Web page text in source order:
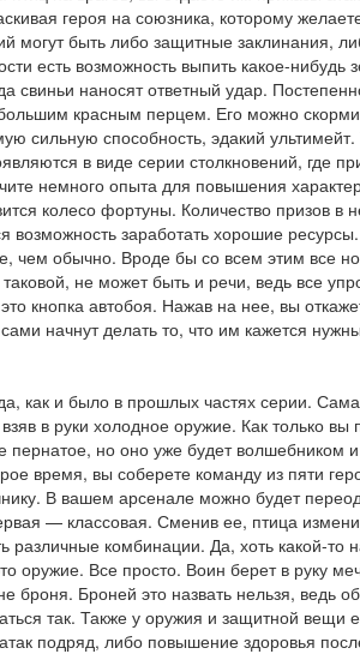
героя на союзника, которому
могут быть либо защитные заклинания,
есть возможность выпить какое-
свиньи наносят ответный удар.
красным перцем. Его можно
сильную способность, эдакий
в виде серии столкновений, где
немного опыта для повышения
колесо фортуны. Количество призов в
возможность заработать хорошие
чем обычно. Вроде бы со всем этим все
таковой, не может быть и речи, ведь все
кнопка автобоя. Нажав на нее, вы
начнут делать то, что им кажется
как и было в прошлых частях серии.
в руки холодное оружие. Как только вы
пернатое, но оно уже будет волшебником
время, вы соберете команду из пяти
В вашем арсенале можно будет
— классовая. Сменив ее, птица
различные комбинации. Да, хоть какой-
оружие. Все просто. Воин берет в руку
броня. Броней это назвать нельзя, ведь
так. Также у оружия и защитной вещи
подряд, либо повышение здоровья